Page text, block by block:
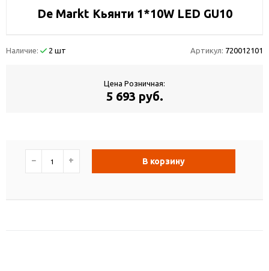
De Markt Кьянти 1*10W LED GU10
Наличие: 2 шт Артикул: 720012101
Цена Розничная:
5 693 руб.
− + В корзину